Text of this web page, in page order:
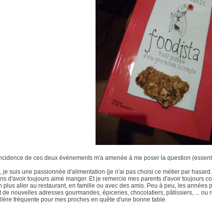
de ces deux événements m'a amenée à me poser la question
je suis une passionnée d'alimentation (je n'ai pas choisi ce métier par
d'avoir toujours aimé manger. Et je remercie mes parents d'avoir toujours
plus aller au restaurant, en famille ou avec des amis. Peu à peu, les années
de nouvelles adresses gourmandes, épiceries, chocolatiers, pâtissiers, ... ou
fréquente pour mes proches en quête d'une bonne table.